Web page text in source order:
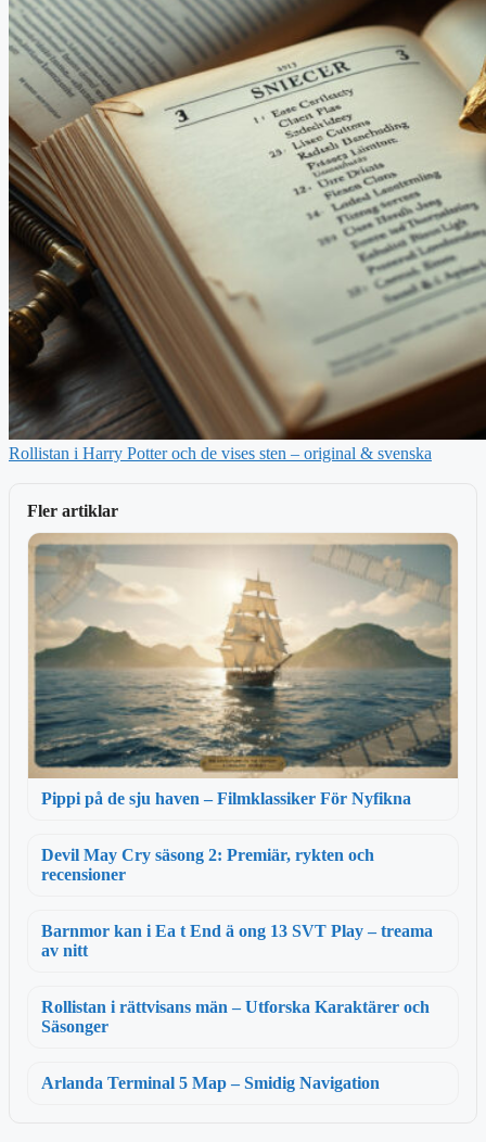
Rollistan i Harry Potter och de vises sten – original & svenska
Fler artiklar
Pippi på de sju haven – Filmklassiker För Nyfikna
Devil May Cry säsong 2: Premiär, rykten och
recensioner
Barnmor kan i Ea t End ä ong 13 SVT Play – treama
av nitt
Rollistan i rättvisans män – Utforska Karaktärer och
Säsonger
Arlanda Terminal 5 Map – Smidig Navigation